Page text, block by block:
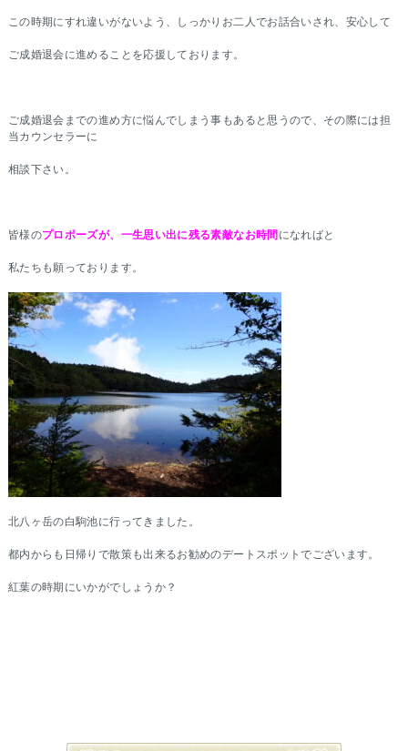
この時期にすれ違いがないよう、しっかりお二人でお話合いされ、安心して
ご成婚退会に進めることを応援しております。
ご成婚退会までの進め方に悩んでしまう事もあると思うので、その際には担
当カウンセラーに
相談下さい。
皆様のプロポーズが、一生思い出に残る素敵なお時間 になればと
私たちも願っております。
北八ヶ岳の白駒池に行ってきました。
都内からも日帰りで散策も出来るお勧めのデートスポットでございます。
紅葉の時期にいかがでしょうか？